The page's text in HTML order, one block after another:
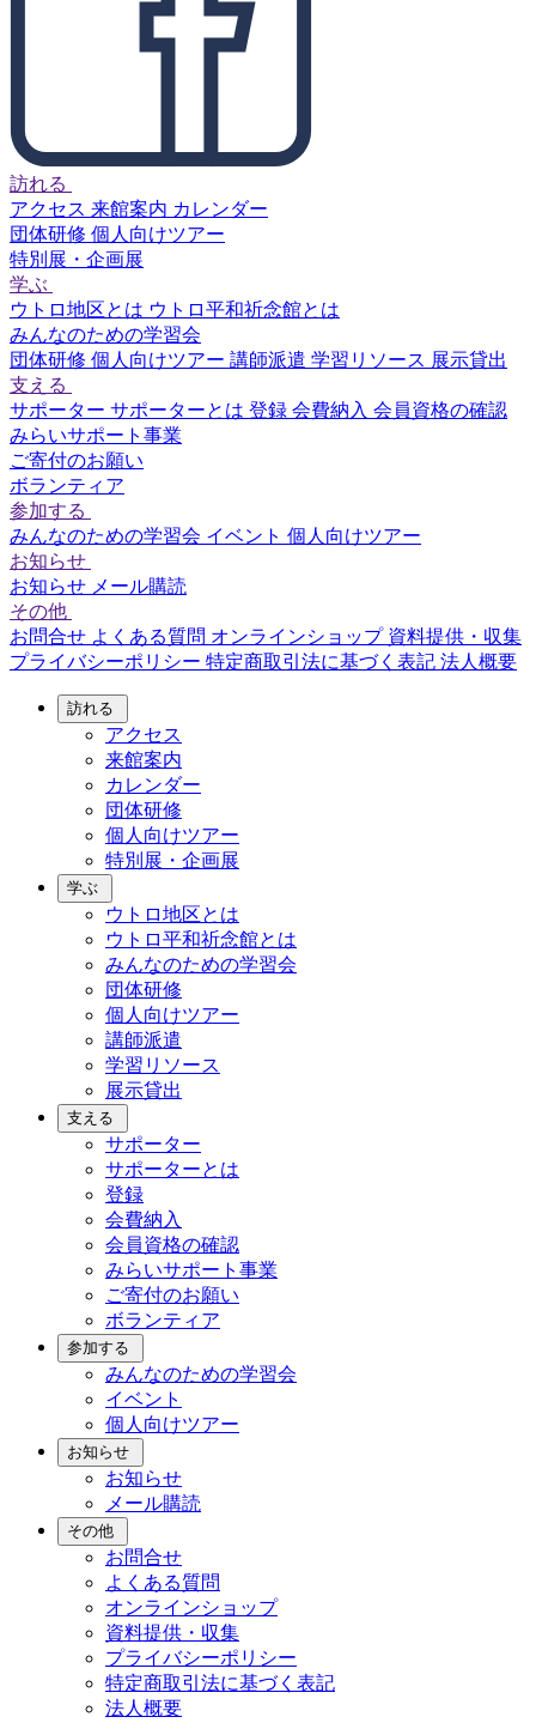
訪れる
アクセス 来館案内 カレンダー
団体研修 個人向けツアー
特別展・企画展
学ぶ
ウトロ地区とは ウトロ平和祈念館とは
みんなのための学習会
団体研修 個人向けツアー 講師派遣 学習リソース 展示貸出
支える
サポーター サポーターとは 登録 会費納入 会員資格の確認
みらいサポート事業
ご寄付のお願い
ボランティア
参加する
みんなのための学習会 イベント 個人向けツアー
お知らせ
お知らせ メール購読
その他
お問合せ よくある質問 オンラインショップ 資料提供・収集
プライバシーポリシー 特定商取引法に基づく表記 法人概要
訪れる
アクセス
来館案内
カレンダー
団体研修
個人向けツアー
特別展・企画展
学ぶ
ウトロ地区とは
ウトロ平和祈念館とは
みんなのための学習会
団体研修
個人向けツアー
講師派遣
学習リソース
展示貸出
支える
サポーター
サポーターとは
登録
会費納入
会員資格の確認
みらいサポート事業
ご寄付のお願い
ボランティア
参加する
みんなのための学習会
イベント
個人向けツアー
お知らせ
お知らせ
メール購読
その他
お問合せ
よくある質問
オンラインショップ
資料提供・収集
プライバシーポリシー
特定商取引法に基づく表記
法人概要